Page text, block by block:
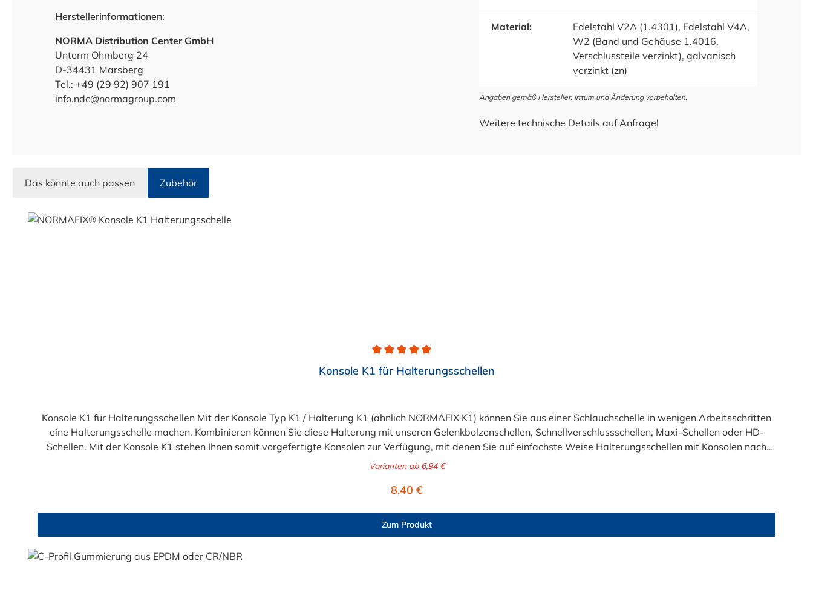
Herstellerinformationen:
NORMA Distribution Center GmbH
Unterm Ohmberg 24
D-34431 Marsberg
Tel.: +49 (29 92) 907 191
info.ndc@normagroup.com
Material:
Edelstahl V2A (1.4301), Edelstahl V4A,
W2 (Band und Gehäuse 1.4016,
Verschlussteile verzinkt), galvanisch
verzinkt (zn)
Angaben gemäß Hersteller. Irrtum und Änderung vorbehalten.
Weitere technische Details auf Anfrage!
Das könnte auch passen Zubehör
Produktgalerie überspringen
Konsole K1 für Halterungsschellen
Konsole K1 für Halterungsschellen Mit der Konsole Typ K1 / Halterung K1 (ähnlich NORMAFIX K1) können Sie aus einer Schlauchschelle in wenigen Arbeitsschritten
eine Halterungsschelle machen. Kombinieren können Sie diese Halterung mit unseren Gelenkbolzenschellen, Schnellverschlussschellen, Maxi-Schellen oder HD-
Schellen. Mit der Konsole K1 stehen Ihnen somit vorgefertigte Konsolen zur Verfügung, mit denen Sie auf einfachste Weise Halterungsschellen mit Konsolen nach
Ihren Wünschen erstellen können. Wie gehe ich vor? Sie öffnen die Standardschelle und führen das Band durch die Konsolenschlitze – Fertig.
Varianten ab6,94 €
Regulärer Preis:
8,40 €
Zum Produkt